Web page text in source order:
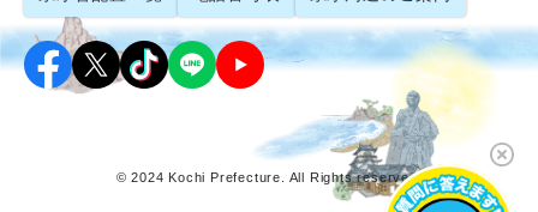
© 2024 Kochi Prefecture. All Rights reserved.